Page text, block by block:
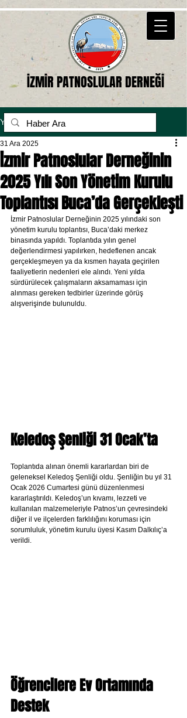
İZMİR PATNOSLULAR DERNEĞİ
Yazı
İzmir Patnoslular Derneğinin
2025 Yılı Son Yönetim Kurulu
Toplantısı Buca’da Gerçekleşti
31 Ara 2025
İzmir Patnoslular Derneğinin 2025 yılındaki son
yönetim kurulu toplantısı, Buca’daki merkez
binasında yapıldı. Toplantıda yılın genel
değerlendirmesi yapılırken, hedeflenen ancak
gerçekleşmeyen ya da kısmen hayata geçirilen
faaliyetlerin nedenleri ele alındı. Yeni yılda
sürdürülecek çalışmaların aksamaması için
alınması gereken tedbirler üzerinde görüş
alışverişinde bulunuldu.
Keledoş Şenliği 31 Ocak’ta
Toplantıda alınan önemli kararlardan biri de
geleneksel Keledoş Şenliği oldu. Şenliğin bu yıl 31
Ocak 2026 Cumartesi günü düzenlenmesi
kararlaştırıldı. Keledoş’un kıvamı, lezzeti ve
kullanılan malzemeleriyle Patnos’un çevresindeki
diğer il ve ilçelerden farklılığını koruması için
sorumluluk, yönetim kurulu üyesi Kasım Dalkılıç’a
verildi.
Öğrencilere Ev Ortamında
Destek